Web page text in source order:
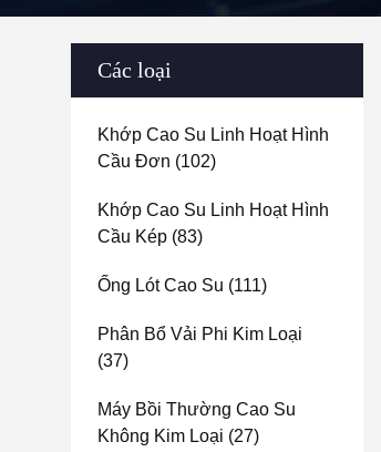
Các loại
Khớp Cao Su Linh Hoạt Hình
Cầu Đơn (102)
Khớp Cao Su Linh Hoạt Hình
Cầu Kép (83)
Ống Lót Cao Su (111)
Phân Bổ Vải Phi Kim Loại
(37)
Máy Bồi Thường Cao Su
Không Kim Loại (27)